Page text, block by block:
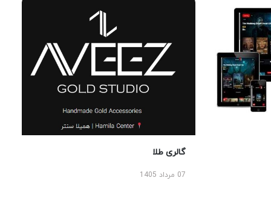
گالری طلا
07 مرداد 1405